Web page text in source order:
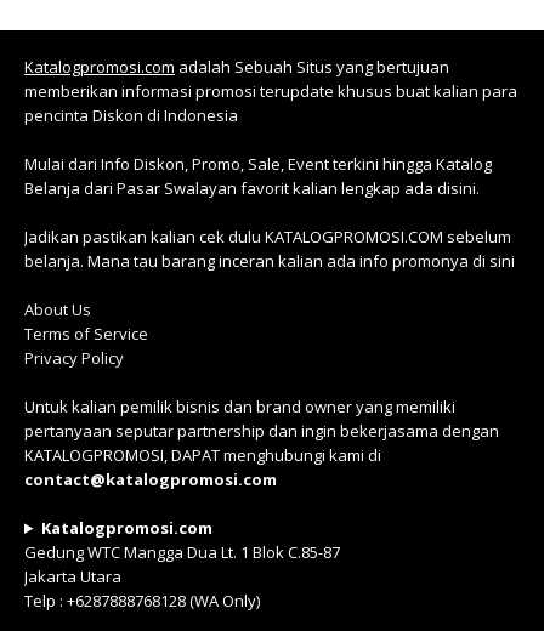
Katalogpromosi.com adalah Sebuah Situs yang bertujuan
memberikan informasi promosi terupdate khusus buat kalian para
pencinta Diskon di Indonesia
Mulai dari Info Diskon, Promo, Sale, Event terkini hingga Katalog
Belanja dari Pasar Swalayan favorit kalian lengkap ada disini.
Jadikan pastikan kalian cek dulu KATALOGPROMOSI.COM sebelum
belanja. Mana tau barang inceran kalian ada info promonya di sini
About Us
Terms of Service
Privacy Policy
Untuk kalian pemilik bisnis dan brand owner yang memiliki
pertanyaan seputar partnership dan ingin bekerjasama dengan
KATALOGPROMOSI, DAPAT menghubungi kami di
contact@katalogpromosi.com
Katalogpromosi.com
Gedung WTC Mangga Dua Lt. 1 Blok C.85-87
Jakarta Utara
Telp : +6287888768128 (WA Only)